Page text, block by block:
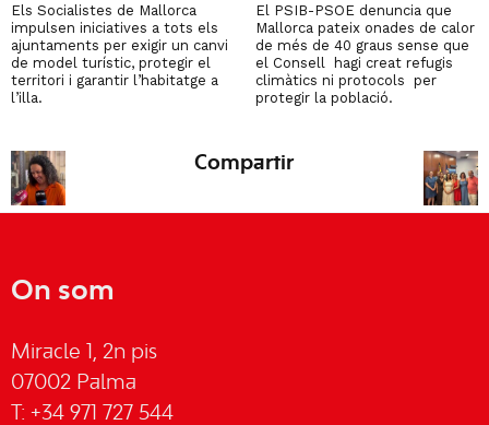
Els Socialistes de Mallorca
impulsen iniciatives a tots els
ajuntaments per exigir un canvi
de model turístic, protegir el
territori i garantir l’habitatge a
l’illa.
El PSIB-PSOE denuncia que
Mallorca pateix onades de calor
de més de 40 graus sense que
el Consell hagi creat refugis
climàtics ni protocols per
protegir la població.
Compartir
On som
Miracle 1, 2n pis
07002 Palma
T: +34 971 727 544